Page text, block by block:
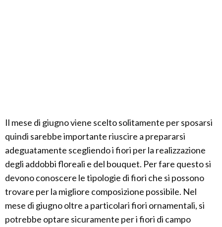
Il mese di giugno viene scelto solitamente per sposarsi
quindi sarebbe importante riuscire a prepararsi
adeguatamente scegliendo i fiori per la realizzazione
degli addobbi floreali e del bouquet. Per fare questo si
devono conoscere le tipologie di fiori che si possono
trovare per la migliore composizione possibile. Nel
mese di giugno oltre a particolari fiori ornamentali, si
potrebbe optare sicuramente per i fiori di campo